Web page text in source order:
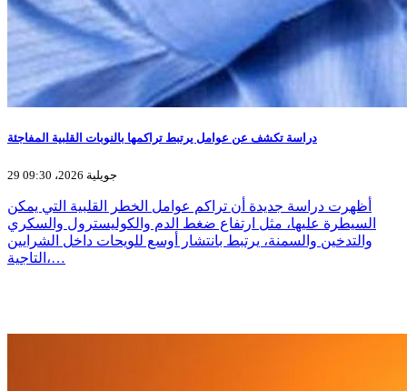
دراسة تكشف عن عوامل يرتبط تراكمها بالنوبات القلبية المفاجئة
29 جويلية 2026، 09:30
أظهرت دراسة جديدة أن تراكم عوامل الخطر القلبية التي يمكن
السيطرة عليها، مثل ارتفاع ضغط الدم والكوليسترول والسكري
والتدخين والسمنة، يرتبط بانتشار أوسع للويحات داخل الشرايين
التاجية،…